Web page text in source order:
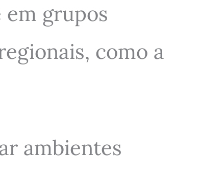
grupos
como a
ambientes